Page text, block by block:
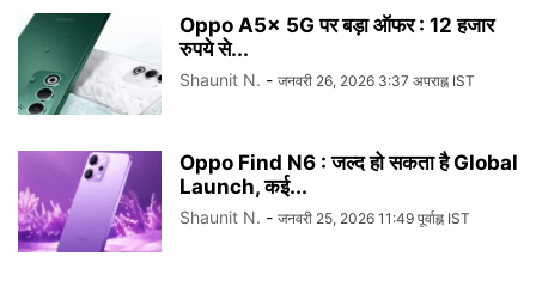
Oppo A5x 5G पर बड़ा ऑफर : 12 हजार
रुपये से...
Shaunit N. - जनवरी 26, 2026 3:37 अपराह्न IST
Oppo Find N6 : जल्द हो सकता है Global
Launch, कई...
Shaunit N. - जनवरी 25, 2026 11:49 पूर्वाह्न IST